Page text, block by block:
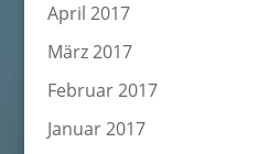
April 2017
März 2017
Februar 2017
Januar 2017